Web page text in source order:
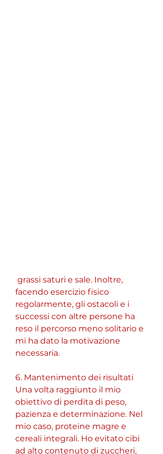
facendo esercizio fisico
regolarmente, gli ostacoli e i
successi con altre persone ha
reso il percorso meno solitario e
mi ha dato la motivazione
necessaria.
6. Mantenimento dei risultati
Una volta raggiunto il mio
obiettivo di perdita di peso,
pazienza e determinazione. Nel
mio caso, proteine magre e
cereali integrali. Ho evitato cibi
ad alto contenuto di zuccheri,